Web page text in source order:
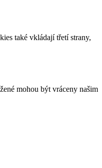
také vkládají třetí strany,
mohou být vráceny našim